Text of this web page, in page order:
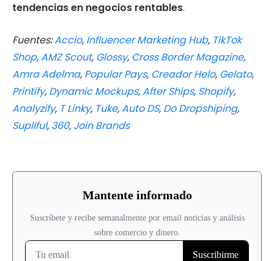
tendencias en negocios rentables.
Fuentes:Accio, Influencer Marketing Hub, TikTok
Shop,AMZ Scout, Glossy, Cross Border Magazine,
Amra Adelma, Popular Pays, Creador Helo, Gelato,
Printify, Dynamic Mockups,After Ships, Shopify,
Analyzify, T Linky, Tuke,Auto DS, Do Dropshiping,
Supliful, 360, Join Brands